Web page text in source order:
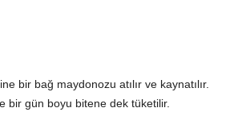
bir bağ maydonozu atılır ve kaynatılır.
bir gün boyu bitene dek tüketilir.